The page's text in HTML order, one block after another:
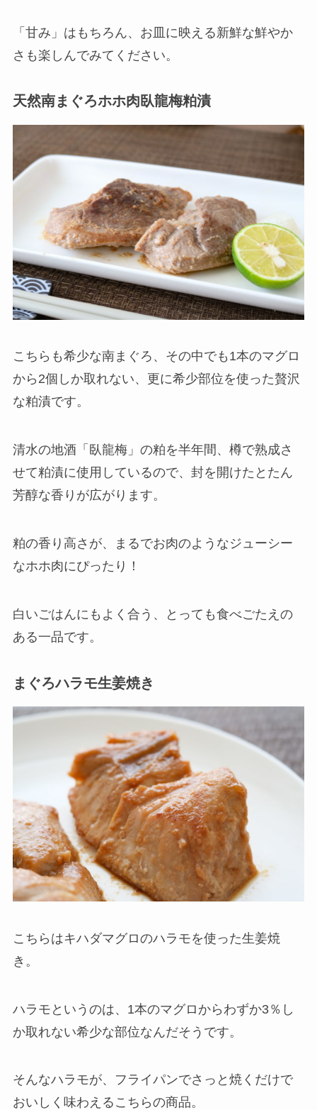
「甘み」はもちろん、お皿に映える新鮮な鮮やか
さも楽しんでみてください。
天然南まぐろホホ肉臥龍梅粕漬
こちらも希少な南まぐろ、その中でも1本のマグロ
から2個しか取れない、更に希少部位を使った贅沢
な粕漬です。
清水の地酒「臥龍梅」の粕を半年間、樽で熟成さ
せて粕漬に使用しているので、封を開けたとたん
芳醇な香りが広がります。
粕の香り高さが、まるでお肉のようなジューシー
なホホ肉にぴったり！
白いごはんにもよく合う、とっても食べごたえの
ある一品です。
まぐろハラモ生姜焼き
こちらはキハダマグロのハラモを使った生姜焼
き。
ハラモというのは、1本のマグロからわずか3％し
か取れない希少な部位なんだそうです。
そんなハラモが、フライパンでさっと焼くだけで
おいしく味わえるこちらの商品。